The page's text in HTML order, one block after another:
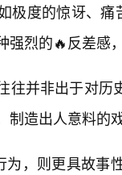
极度的惊讶、
强烈的🔥反差
往并非出于对历
制造出人意料的
为，则更具故